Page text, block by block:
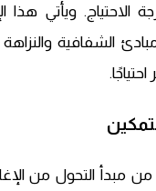
الاحتياج. ويأتي هذا
الشفافية
مبدأ التحول من